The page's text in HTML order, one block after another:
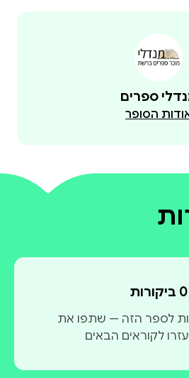
ספרים
הסופר
מתוך 5
0 ביקורות
לספר הזה — שתפו את
לקוראים הבאים